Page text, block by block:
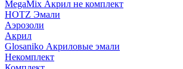
MegaMix Акрил не комплект
HOTZ Эмали
Аэрозоли
Акрил
Glosaniko Акриловые эмали
Некомплект